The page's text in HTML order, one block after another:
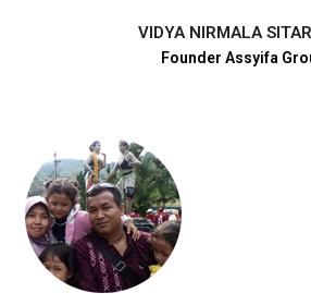
VIDYA NIRMALA
Founder Assyifa